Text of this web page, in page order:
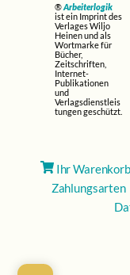
®Arbeiterlogik
ist ein Imprint des
Verlages Wiljo
Heinen und als
Wortmarke für
Bücher,
Zeitschriften,
Internet-
Publikationen
und
Verlagsdienstleis
tungen geschützt.
Ihr Warenkorb
Zahlungsarten